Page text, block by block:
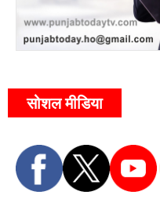
सोशल मीडिया